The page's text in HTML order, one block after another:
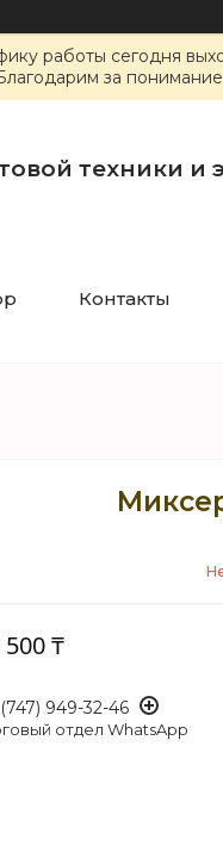
работы сегодня
за
техники и
Контакты
500 ₸
949-32-46
отдел WhatsApp